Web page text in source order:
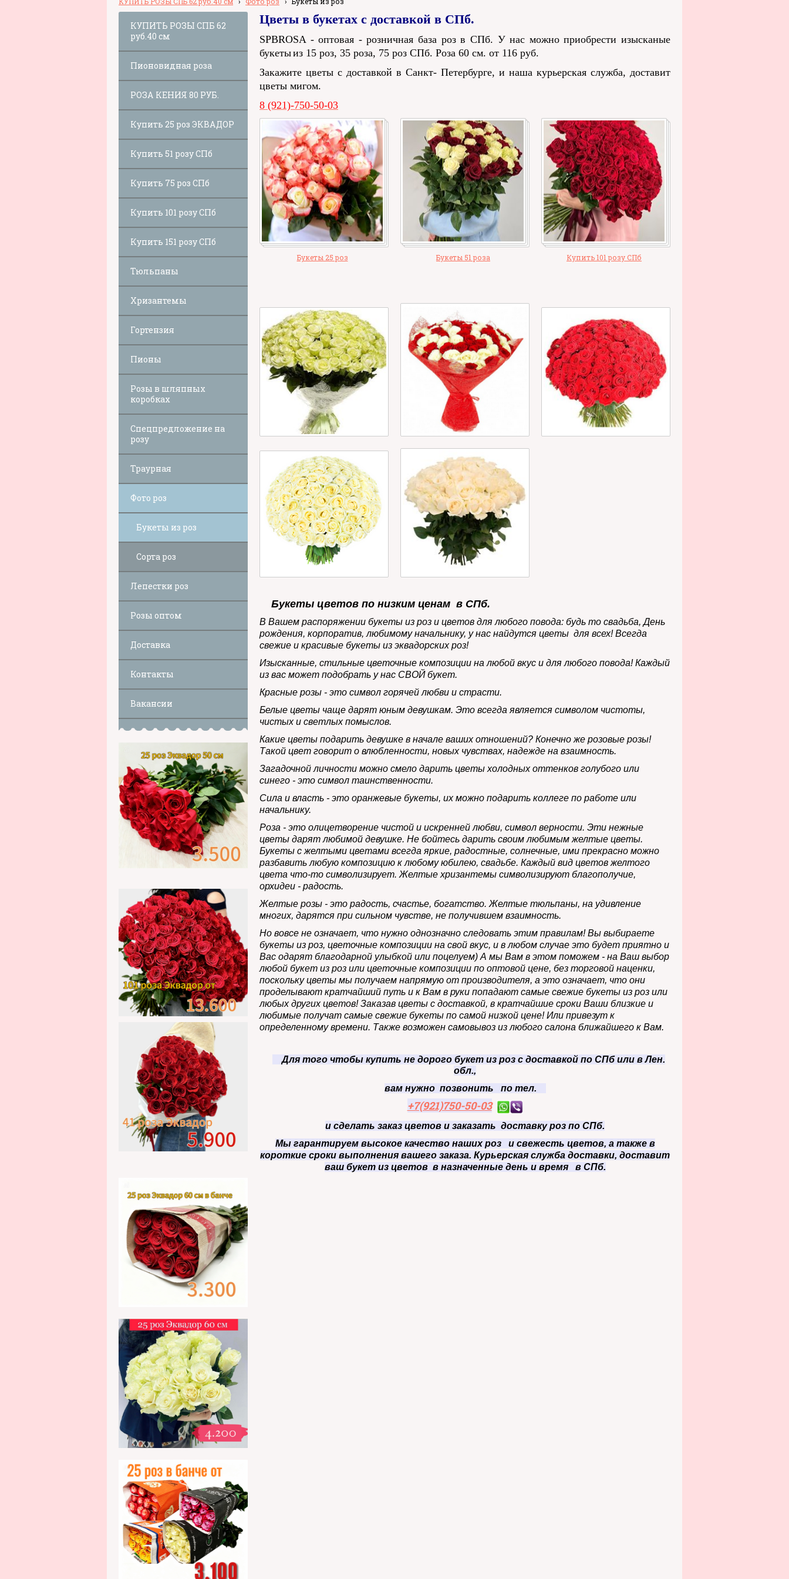
КУПИТЬ РОЗЫ СПБ 62
руб.40 см
Пионовидная роза
РОЗА КЕНИЯ 80 РУБ.
Купить 25 роз ЭКВАДОР
Купить 51 розу СПб
Купить 75 роз СПб
Купить 101 розу СПб
Купить 151 розу СПб
Тюльпаны
Хризантемы
Гортензия
Пионы
Розы в шляпных
коробках
Спецпредложение на
розу
Траурная
Фото роз
Букеты из роз
Сорта роз
Лепестки роз
Розы оптом
Доставка
Контакты
Вакансии
Цветы в букетах с доставкой в СПб.
SPBROSA - оптовая - розничная база роз в СПб. У нас можно приобрести изысканые
букетыиз 15 роз, 35 роза, 75 роз СПб. Роза 60 см. от 116 руб.
Закажите цветы с доставкой в Санкт- Петербурге, и наша курьерская служба, доставит
цветы мигом.
8 (921)-750-50-03
Букеты 25 роз Букеты 51 роза Купить 101 розу СПб
Букеты цветов по низким ценам в СПб.
В Вашем распоряжении букеты из роз и цветов для любого повода: будь то свадьба, День
рождения, корпоратив, любимому начальнику, у нас найдутся цветы для всех! Всегда
свежие и красивые букеты из эквадорских роз!
Изысканные, стильные цветочные композиции на любой вкус и для любого повода! Каждый
из вас может подобрать у нас СВОЙ букет.
Красные розы - это символ горячей любви и страсти.
Белые цветы чаще дарят юным девушкам. Это всегда является символом чистоты,
чистых и светлых помыслов.
Какие цветы подарить девушке в начале ваших отношений? Конечно же розовые розы!
Такой цвет говорит о влюбленности, новых чувствах, надежде на взаимность.
Загадочной личности можно смело дарить цветы холодных оттенков голубого или
синего - это символ таинственности.
Сила и власть - это оранжевые букеты, их можно подарить коллеге по работе или
начальнику.
Роза - это олицетворение чистой и искренней любви, символ верности. Эти нежные
цветы дарят любимой девушке. Не бойтесь дарить своим любимым желтые цветы.
Букеты с желтыми цветами всегда яркие, радостные, солнечные, ими прекрасно можно
разбавить любую композицию к любому юбилею, свадьбе. Каждый вид цветов желтого
цвета что-то символизирует. Желтые хризантемы символизируют благополучие,
орхидеи - радость.
Желтые розы - это радость, счастье, богатство. Желтые тюльпаны, на удивление
многих, дарятся при сильном чувстве, не получившем взаимность.
Но вовсе не означает, что нужно однозначно следовать этим правилам! Вы выбираете
букеты из роз, цветочные композиции на свой вкус, и в любом случае это будет приятно и
Вас одарят благодарной улыбкой или поцелуем) А мы Вам в этом поможем - на Ваш выбор
любой букет из роз или цветочные композиции по оптовой цене, без торговой наценки,
поскольку цветы мы получаем напрямую от производителя, а это означает, что они
проделывают кратчайший путь и к Вам в руки попадают самые свежие букеты из роз или
любых других цветов! Заказав цветы с доставкой, в кратчайшие сроки Ваши близкие и
любимые получат самые свежие букеты по самой низкой цене! Или привезут к
определенному времени. Также возможен самовывоз из любого салона ближайшего к Вам.
Для того чтобы купить не дорого букет из роз с доставкой по СПб или в Лен.
обл.,
вам нужно позвонить по тел.
+7(921)750-50-03
и сделать заказ цветов и заказать доставку роз по СПб.
Мы гарантируем высокое качество наших роз и свежесть цветов, а также в
короткие сроки выполнения вашего заказа. Курьерская служба доставки, доставит
ваш букет из цветов в назначенные день и время в СПб.